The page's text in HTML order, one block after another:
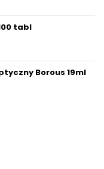
tabl
Borous 19ml